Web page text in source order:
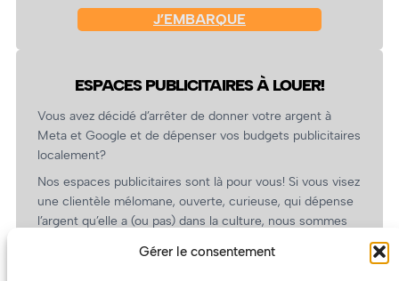
Gérer le consentement
J’EMBARQUE
ESPACES PUBLICITAIRES À LOUER!
Vous avez décidé d’arrêter de donner votre argent à
Meta et Google et de dépenser vos budgets publicitaires
localement?
Nos espaces publicitaires sont là pour vous! Si vous visez
une clientèle mélomane, ouverte, curieuse, qui dépense
l’argent qu’elle a (ou pas) dans la culture, nous sommes